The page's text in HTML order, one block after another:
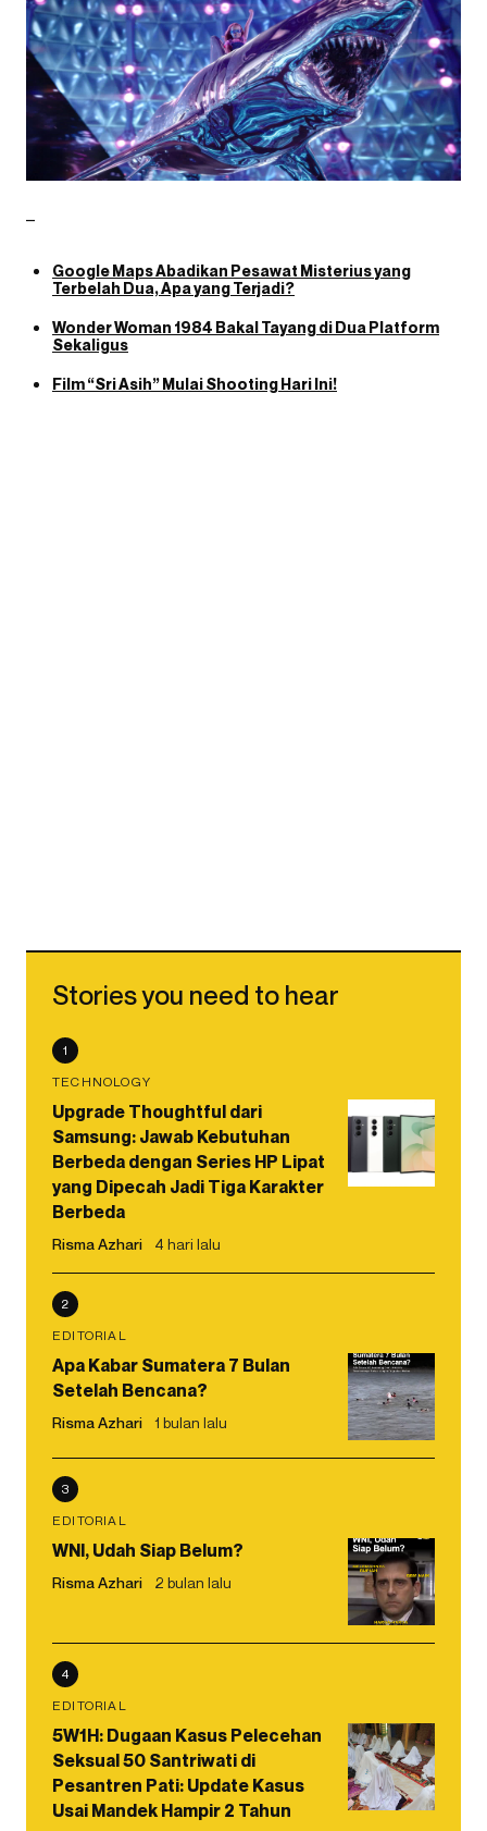
–
Google Maps Abadikan Pesawat Misterius yang
Terbelah Dua, Apa yang Terjadi?
Wonder Woman 1984 Bakal Tayang di Dua Platform
Sekaligus
Film “Sri Asih” Mulai Shooting Hari Ini!
Stories you need to hear
1
TECHNOLOGY
Upgrade Thoughtful dari
Samsung: Jawab Kebutuhan
Berbeda dengan Series HP Lipat
yang Dipecah Jadi Tiga Karakter
Berbeda
Risma Azhari 4 hari lalu
2
EDITORIAL
Apa Kabar Sumatera 7 Bulan
Setelah Bencana?
Risma Azhari 1 bulan lalu
3
EDITORIAL
WNI, Udah Siap Belum?
Risma Azhari 2 bulan lalu
4
EDITORIAL
5W1H: Dugaan Kasus Pelecehan
Seksual 50 Santriwati di
Pesantren Pati: Update Kasus
Usai Mandek Hampir 2 Tahun